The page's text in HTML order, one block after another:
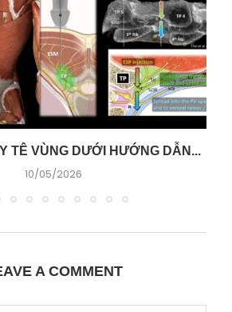
TÊ VÙNG DƯỚI HƯỚNG DẪN...
10/05/2026
A COMMENT